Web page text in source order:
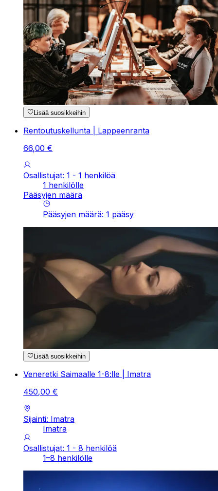
Lisää suosikkeihin
Rentoutuskellunta | Lappeenranta
66,00 €
Osallistujat: 1 - 1 henkilöä
1 henkilölle
Pääsyjen määrä
Pääsyjen määrä: 1 pääsy
Lisää suosikkeihin
Veneretki Saimaalle 1-8:lle | Imatra
450,00 €
Sijainti: Imatra
Imatra
Osallistujat: 1 - 8 henkilöä
1–8 henkilölle